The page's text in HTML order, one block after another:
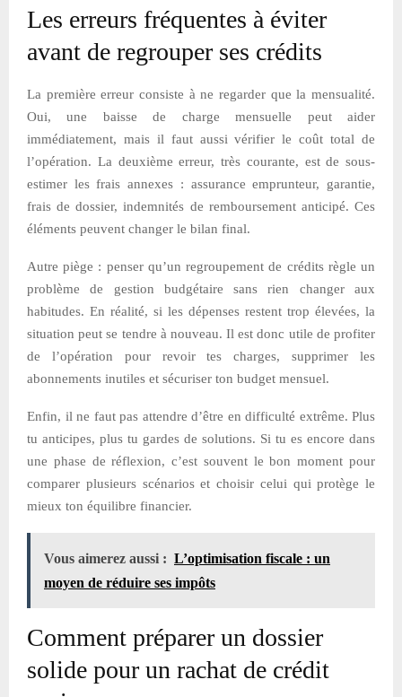
Les erreurs fréquentes à éviter
avant de regrouper ses crédits
La première erreur consiste à ne regarder que la mensualité.
Oui, une baisse de charge mensuelle peut aider
immédiatement, mais il faut aussi vérifier le coût total de
l’opération. La deuxième erreur, très courante, est de sous-
estimer les frais annexes : assurance emprunteur, garantie,
frais de dossier, indemnités de remboursement anticipé. Ces
éléments peuvent changer le bilan final.
Autre piège : penser qu’un regroupement de crédits règle un
problème de gestion budgétaire sans rien changer aux
habitudes. En réalité, si les dépenses restent trop élevées, la
situation peut se tendre à nouveau. Il est donc utile de profiter
de l’opération pour revoir tes charges, supprimer les
abonnements inutiles et sécuriser ton budget mensuel.
Enfin, il ne faut pas attendre d’être en difficulté extrême. Plus
tu anticipes, plus tu gardes de solutions. Si tu es encore dans
une phase de réflexion, c’est souvent le bon moment pour
comparer plusieurs scénarios et choisir celui qui protège le
mieux ton équilibre financier.
Vous aimerez aussi : L’optimisation fiscale : un
moyen de réduire ses impôts
Comment préparer un dossier
solide pour un rachat de crédit